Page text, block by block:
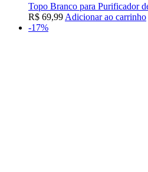
Topo Branco para Purificador
R$ 69,99 Adicionar ao carrinho
-17%